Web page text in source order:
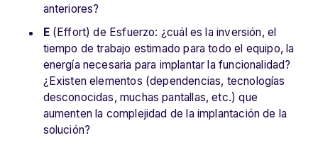
anteriores?
E(Effort) de Esfuerzo: ¿cuál es la inversión, el
tiempo de trabajo estimado para todo el equipo, la
energía necesaria para implantar la funcionalidad?
¿Existen elementos (dependencias, tecnologías
desconocidas, muchas pantallas, etc.) que
aumenten la complejidad de la implantación de la
solución?